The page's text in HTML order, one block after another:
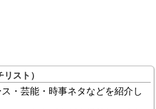
スト）
・芸能・時事ネタなどを紹介し